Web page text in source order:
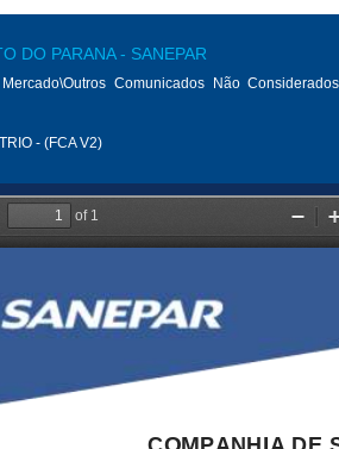
DO PARANA - SANEPAR
Comunicados Não
- (FCA V2)